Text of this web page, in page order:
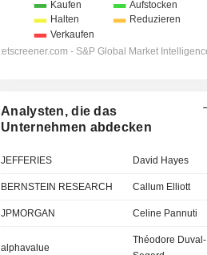
Analysten, die das
Unternehmen abdecken
JEFFERIES David Hayes
BERNSTEIN RESEARCH Callum Elliott
JPMORGAN Celine Pannuti
alphavalue
Théodore Duval-